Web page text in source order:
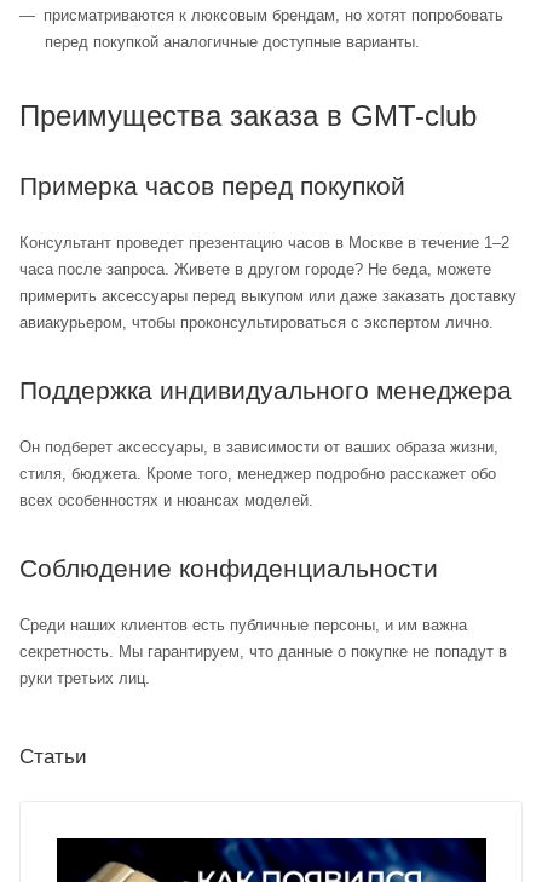
присматриваются к люксовым брендам, но хотят попробовать
перед покупкой аналогичные доступные варианты.
Преимущества заказа в GMT-club
Примерка часов перед покупкой
Консультант проведет презентацию часов в Москве в течение 1–2
часа после запроса. Живете в другом городе? Не беда, можете
примерить аксессуары перед выкупом или даже заказать доставку
авиакурьером, чтобы проконсультироваться с экспертом лично.
Поддержка индивидуального менеджера
Он подберет аксессуары, в зависимости от ваших образа жизни,
стиля, бюджета. Кроме того, менеджер подробно расскажет обо
всех особенностях и нюансах моделей.
Соблюдение конфиденциальности
Среди наших клиентов есть публичные персоны, и им важна
секретность. Мы гарантируем, что данные о покупке не попадут в
руки третьих лиц.
Статьи